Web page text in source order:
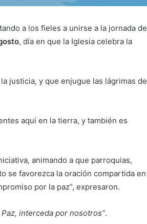
a los fieles a unirse a la jornada de
, día en que la Iglesia celebra la
justicia, y que enjugue las lágrimas de
aquí en la tierra, y también es
animando a que parroquias,
se favorezca la oración compartida en
por la paz”, expresaron.
interceda por nosotros”.